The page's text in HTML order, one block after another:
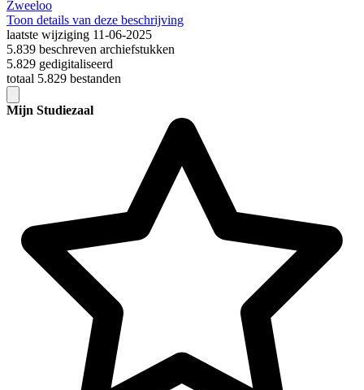
Zweeloo
Toon details van deze beschrijving
laatste wijziging 11-06-2025
5.839 beschreven archiefstukken
5.829 gedigitaliseerd
totaal 5.829 bestanden
Mijn Studiezaal